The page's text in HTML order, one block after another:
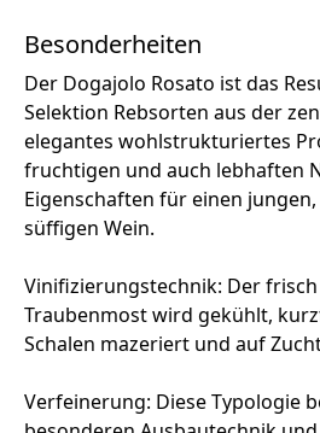
Besonderheiten
Der Dogajolo Rosato ist das
Selektion Rebsorten aus der
elegantes wohlstrukturiertes
fruchtigen und auch lebhaften
Eigenschaften für einen
süffigen Wein.
Vinifizierungstechnik: Der
Traubenmost wird gekühlt,
Schalen mazeriert und auf
Verfeinerung: Diese Typologie